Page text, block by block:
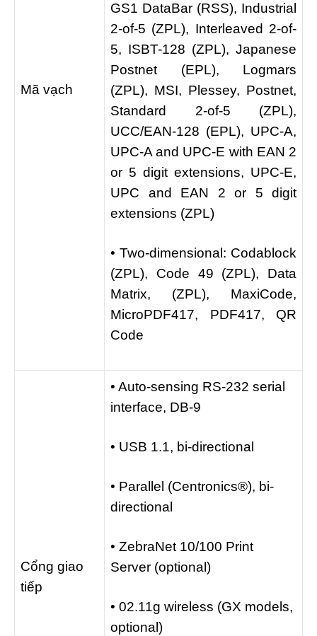
Mã vạch
GS1 DataBar (RSS), Industrial
2-of-5 (ZPL), Interleaved 2-of-
5, ISBT-128 (ZPL), Japanese
Postnet (EPL), Logmars
(ZPL), MSI, Plessey, Postnet,
Standard 2-of-5 (ZPL),
UCC/EAN-128 (EPL), UPC-A,
UPC-A and UPC-E with EAN 2
or 5 digit extensions, UPC-E,
UPC and EAN 2 or 5 digit
extensions (ZPL)
• Two-dimensional: Codablock
(ZPL), Code 49 (ZPL), Data
Matrix, (ZPL), MaxiCode,
MicroPDF417, PDF417, QR
Code
Cổng giao
tiếp
• Auto-sensing RS-232 serial
interface, DB-9
• USB 1.1, bi-directional
• Parallel (Centronics®), bi-
directional
• ZebraNet 10/100 Print
Server (optional)
• 02.11g wireless (GX models,
optional)